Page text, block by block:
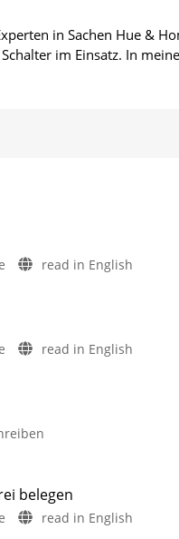
in Sachen Hue &
im Einsatz. In
zu
neuen
Hue
wird
deutlich
read in English
zu
Hue
Play
Test
Smarte
Neuerscheinung
read in English
Dial
Switch
derzeit
belegen
zu
read in English